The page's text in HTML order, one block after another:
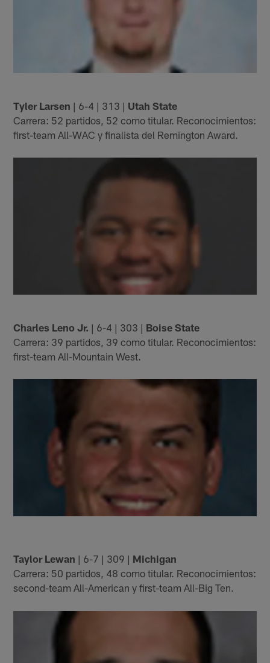
Tyler Larsen | 6-4 | 313 | Utah State
Carrera: 52 partidos, 52 como titular. Reconocimientos:
first-team All-WAC y finalista del Remington Award.
Charles Leno Jr. | 6-4 | 303 | Boise State
Carrera: 39 partidos, 39 como titular. Reconocimientos:
first-team All-Mountain West.
Taylor Lewan | 6-7 | 309 | Michigan
Carrera: 50 partidos, 48 como titular. Reconocimientos:
second-team All-American y first-team All-Big Ten.